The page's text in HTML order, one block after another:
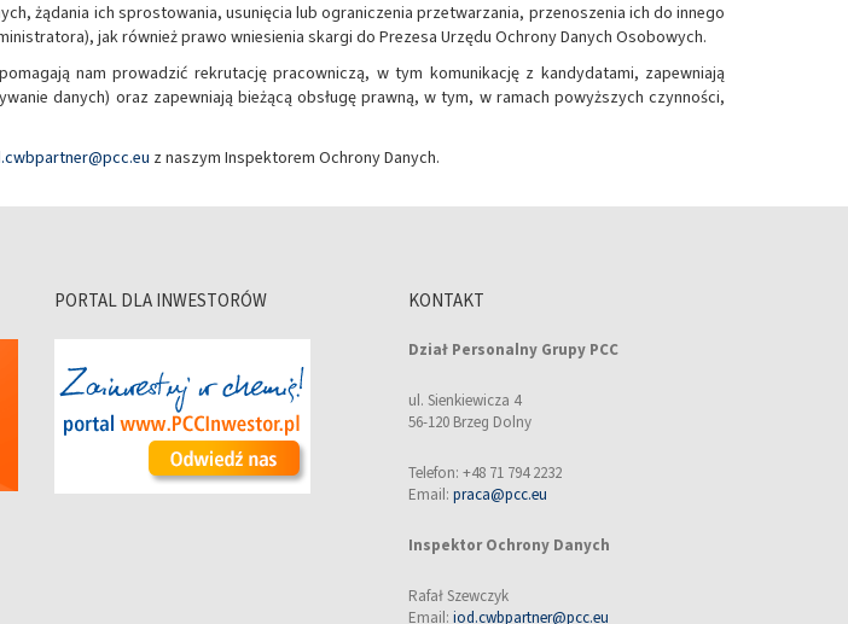
żądania ich sprostowania, usunięcia lub ograniczenia przetwarzania, przenoszenia ich do innego
jak również prawo wniesienia skargi do Prezesa Urzędu Ochrony Danych Osobowych.
nam prowadzić rekrutację pracowniczą, w tym komunikację z kandydatami, zapewniają
danych) oraz zapewniają bieżącą obsługę prawną, w tym, w ramach powyższych czynności,
z naszym Inspektorem Ochrony Danych.
PORTAL DLA INWESTORÓW KONTAKT
Dział Personalny Grupy PCC
ul. Sienkiewicza 4
56-120 Brzeg Dolny
Telefon: +48 71 794 2232
Email: praca@pcc.eu
Inspektor Ochrony Danych
Rafał Szewczyk
Email: iod.cwbpartner@pcc.eu